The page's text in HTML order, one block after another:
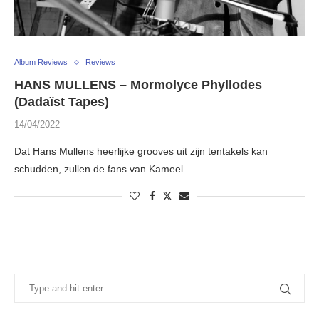
Album Reviews Reviews
HANS MULLENS – Mormolyce Phyllodes
(Dadaïst Tapes)
14/04/2022
Dat Hans Mullens heerlijke grooves uit zijn tentakels kan
schudden, zullen de fans van Kameel …